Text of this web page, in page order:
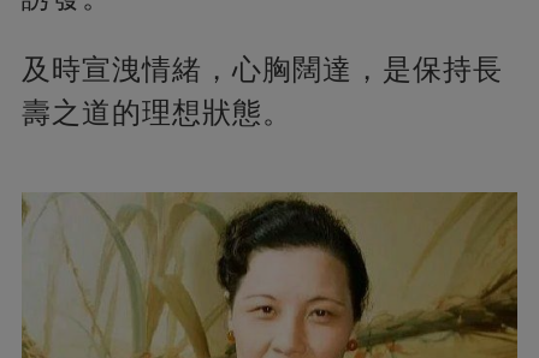
及時宣洩情緒，心胸闊達，是保持長
壽之道的理想狀態。